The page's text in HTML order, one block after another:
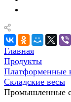
Главная
Продукты
Платформенные
Складские весы
Промышленные